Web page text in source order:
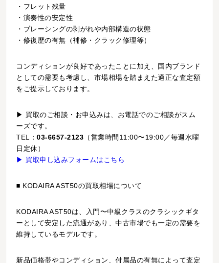
・フレット残量
・演奏性の安定性
・ブレーシングの剥がれや内部構造の状態
・修復歴の有無（補修・クラック修理等）
コンディションが良好であったことに加え、国内ブランド
としての需要も考慮し、市場相場を踏まえた適正な査定額
をご提示しております。
▶ 買取のご相談・お申込みは、お電話でのご相談がスム
ーズです。
TEL：03-6657-2123 （営業時間11:00〜19:00／毎週水曜
日定休）
▶ 買取申し込みフォームはこちら
■ KODAIRA AST50の買取相場について
KODAIRA AST50は、入門〜中級クラスのクラシックギタ
ーとして安定した流通があり、中古市場でも一定の需要を
維持しているモデルです。
新品価格帯やコンディション、付属品の有無によって査定